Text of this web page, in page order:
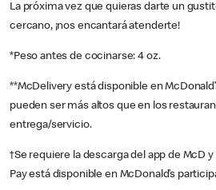
La próxima vez que quieras darte un
cercano, ¡nos encantará atenderte!
*Peso antes de cocinarse: 4 oz.
**McDelivery está disponible en
pueden ser más altos que en los
entrega/servicio.
†Se requiere la descarga del app de McD
Pay está disponible en McDonald’s